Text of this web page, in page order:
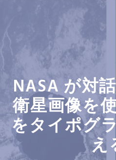
NASA が対
衛星画像を
をタイポグ
え